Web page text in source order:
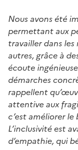
Nous avons été
permettant aux
travailler dans
autres, grâce à
écoute
démarches
rappellent
attentive aux
c’est améliorer
L’inclusivité est
d’empathie, qui